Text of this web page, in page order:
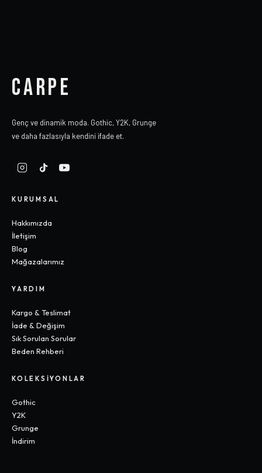
CARPE
Genç ve dinamik moda. Gothic, Y2K, Grunge
ve daha fazlasıyla kendini ifade et.
KURUMSAL
Hakkımızda
İletişim
Blog
Mağazalarımız
YARDIM
Kargo & Teslimat
İade & Değişim
Sık Sorulan Sorular
Beden Rehberi
KOLEKSIYONLAR
Gothic
Y2K
Grunge
İndirim